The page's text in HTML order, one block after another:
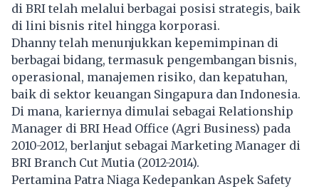
di BRI telah melalui berbagai posisi strategis, baik
di lini bisnis ritel hingga korporasi.
Dhanny telah menunjukkan kepemimpinan di
berbagai bidang, termasuk pengembangan bisnis,
operasional, manajemen risiko, dan kepatuhan,
baik di sektor keuangan Singapura dan Indonesia.
Di mana, kariernya dimulai sebagai Relationship
Manager di BRI Head Office (Agri Business) pada
2010-2012, berlanjut sebagai Marketing Manager di
BRI Branch Cut Mutia (2012-2014).
Pertamina Patra Niaga Kedepankan Aspek Safety